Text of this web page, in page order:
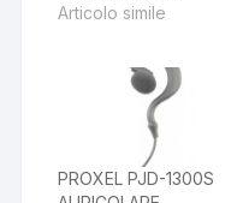
Articolo simile
PROXEL PJD-1300S